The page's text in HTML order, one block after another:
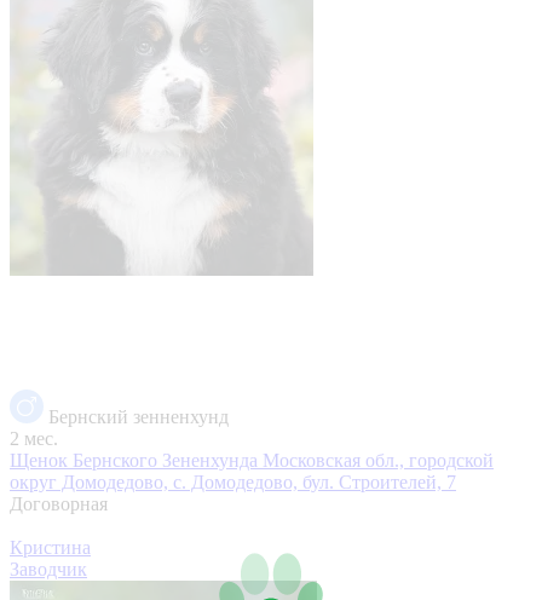
Бернский зенненхунд
2 мес.
Щенок Бернского Зененхунда Московская обл., городской
округ Домодедово, с. Домодедово, бул. Строителей, 7
Договорная
Кристина
Заводчик